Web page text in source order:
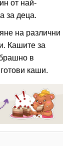
от най-
за деца.
на различни
Кашите за
в
каши.